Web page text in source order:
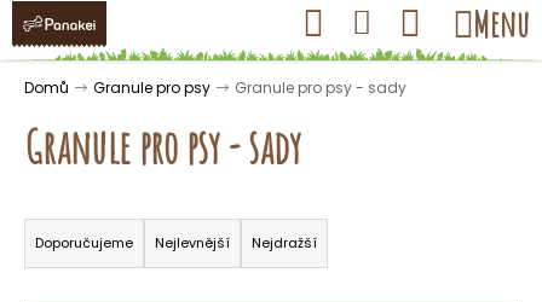
Přejít
obsah
Hledat Přihlášení
Nákupní
košík
Menu
Domů Granule pro psy Granule pro psy - sady
Granule pro psy - sady
Ř
a
z
Doporučujeme Nejlevnější Nejdražší
K
o Zpět
Zpět
C
o